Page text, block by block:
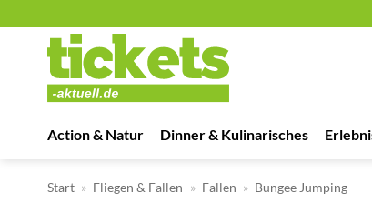
springen
Action & Natur Dinner & Kulinarisches
Start » Fliegen & Fallen » Fallen » Bungee Jumping